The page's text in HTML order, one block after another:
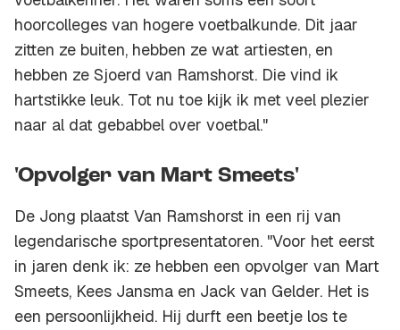
hoorcolleges van hogere voetbalkunde. Dit jaar
zitten ze buiten, hebben ze wat artiesten, en
hebben ze Sjoerd van Ramshorst. Die vind ik
hartstikke leuk. Tot nu toe kijk ik met veel plezier
naar al dat gebabbel over voetbal."
'Opvolger van Mart Smeets'
De Jong plaatst Van Ramshorst in een rij van
legendarische sportpresentatoren. "Voor het eerst
in jaren denk ik: ze hebben een opvolger van Mart
Smeets, Kees Jansma en Jack van Gelder. Het is
een persoonlijkheid. Hij durft een beetje los te